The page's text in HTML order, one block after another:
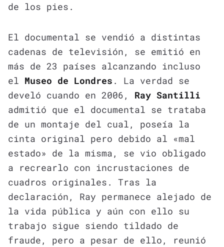
de los pies.
El documental se vendió a distintas
cadenas de televisión, se emitió en
más de 23 países alcanzando incluso
el Museo de Londres . La verdad se
develó cuando en 2006, Ray Santilli
admitió que el documental se trataba
de un montaje del cual, poseía la
cinta original pero debido al «mal
estado» de la misma, se vio obligado
a recrearlo con incrustaciones de
cuadros originales. Tras la
declaración, Ray permanece alejado de
la vida pública y aún con ello su
trabajo sigue siendo tildado de
fraude, pero a pesar de ello, reunió